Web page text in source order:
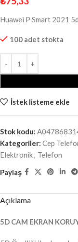
Huawei P Smart 2021
100 adet stokta
İstek listeme ekle
Stok kodu:
Kategoriler: Cep
Elektronik, Telefon
Paylaş
Açıklama
5D CAM EKRAN